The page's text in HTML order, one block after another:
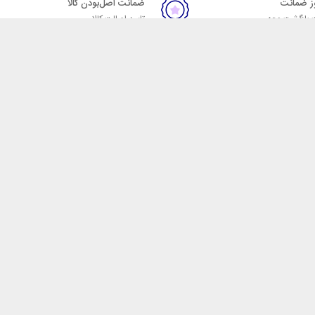
بازگشت وجه
ضمانت اصل‌بودن کالا
تایید اصالت کالا